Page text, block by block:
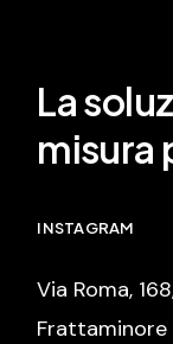
La
misura
INSTAGRAM
Via Roma,
Frattaminore